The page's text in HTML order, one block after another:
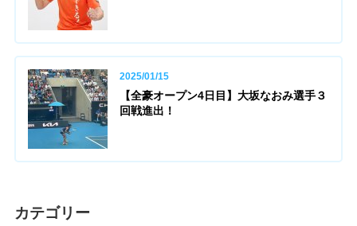
2025/01/15
【全豪オープン4日目】大坂なおみ選手３
回戦進出！
カテゴリー